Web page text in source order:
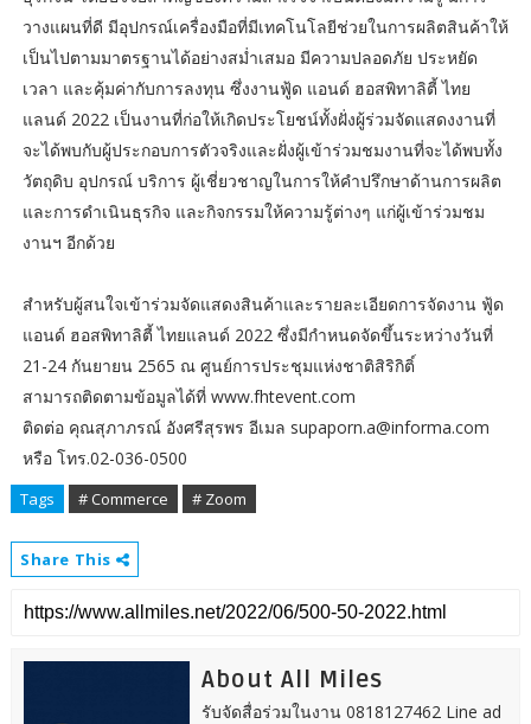
วางแผนที่ดี มีอุปกรณ์เครื่องมือที่มีเทคโนโลยีช่วยในการผลิตสินค้าให้
เป็นไปตามมาตรฐานได้อย่างสม่ำเสมอ มีความปลอดภัย ประหยัด
เวลา และคุ้มค่ากับการลงทุน ซึ่งงานฟู้ด แอนด์ ฮอสพิทาลิตี้ ไทย
แลนด์ 2022 เป็นงานที่ก่อให้เกิดประโยชน์ทั้งฝั่งผู้ร่วมจัดแสดงงานที่
จะได้พบกับผู้ประกอบการตัวจริงและฝั่งผู้เข้าร่วมชมงานที่จะได้พบทั้ง
วัตถุดิบ อุปกรณ์ บริการ ผู้เชี่ยวชาญในการให้คำปรึกษาด้านการผลิต
และการดำเนินธุรกิจ และกิจกรรมให้ความรู้ต่างๆ แก่ผู้เข้าร่วมชม
งานฯ อีกด้วย
สำหรับผู้สนใจเข้าร่วมจัดแสดงสินค้าและรายละเอียดการจัดงาน ฟู้ด
แอนด์ ฮอสพิทาลิตี้ ไทยแลนด์ 2022 ซึ่งมีกำหนดจัดขึ้นระหว่างวันที่
21-24 กันยายน 2565 ณ ศูนย์การประชุมแห่งชาติสิริกิติ์
สามารถติดตามข้อมูลได้ที่ www.fhtevent.com
ติดต่อ คุณสุภาภรณ์ อังศรีสุรพร อีเมล supaporn.a@informa.com
หรือ โทร.02-036-0500
Tags # Commerce # Zoom
Share This
About All Miles
รับจัดสื่อร่วมในงาน 0818127462 Line ad